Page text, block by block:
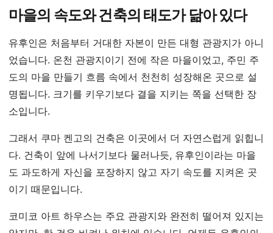
마을의 속도와 건축의 태도가 닮아 있다
유후인은 처음부터 거대한 자본이 만든 대형 관광지가 아니
었습니다. 온천 관광지이기 전에 작은 마을이었고, 주민 주
도의 마을 만들기 흐름 속에서 천천히 성장해온 곳으로 설
명됩니다. 크기를 키우기보다 결을 지키는 쪽을 선택한 장
소입니다.
그래서 쿠마 켄고의 건축은 이곳에서 더 자연스럽게 읽힙니
다. 건축이 앞에 나서기보다 물러나듯, 유후인이라는 마을
도 과도하게 자신을 포장하지 않고 자기 속도를 지켜온 곳
이기 때문입니다.
코미코 아트 하우스는 주요 관광지와 완전히 떨어져 있지는